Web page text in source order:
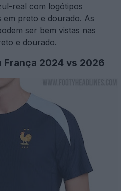
real com logótipos
em preto e dourado. As
ser bem vistas nas
e dourado.
França 2024 vs 2026